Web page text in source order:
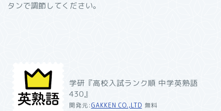
タンで調節してください。
学研『高校入試ランク順 中学英熟語
430』
開発元:GAKKEN CO.,LTD 無料